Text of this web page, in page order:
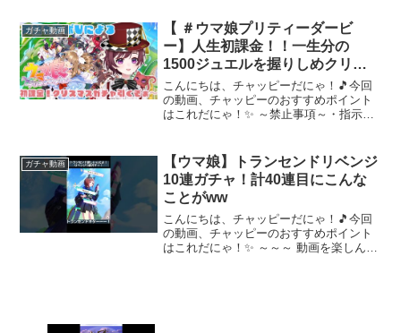
ガチャ動画
【 ＃ウマ娘プリティーダービ
ー】人生初課金！！一生分の
1500ジュエルを握りしめクリス
マスガチャに挑む！！天然カワボ
Vtuberによる配信！
こんにちは、チャッピーだにゃ！🎵今回
の動画、チャッピーのおすすめポイント
はこれだにゃ！✨ ～禁止事項～・指示コ
自分語りコメント・参加型以外の配信の
際の落ちコメ・リスナー...
ガチャ動画
【ウマ娘】トランセンドリベンジ
10連ガチャ！計40連目にこんな
ことがww
こんにちは、チャッピーだにゃ！🎵今回
の動画、チャッピーのおすすめポイント
はこれだにゃ！✨ ～～～ 動画を楽しんだ